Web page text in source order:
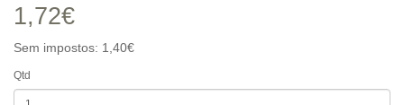
1,72€
Sem impostos: 1,40€
Qtd